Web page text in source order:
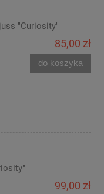
"Curiosity"
85,00 zł
do koszyka
99,00 zł